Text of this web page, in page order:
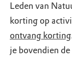
Leden van
korting op
ontvang korting
je bovendien